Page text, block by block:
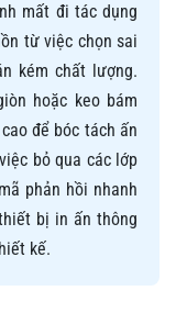
mất đi tác dụng
từ việc chọn sai
kém chất lượng.
hoặc keo bám
để bóc tách ấn
bỏ qua các lớp
phản hồi nhanh
bị in ấn thông
kế.